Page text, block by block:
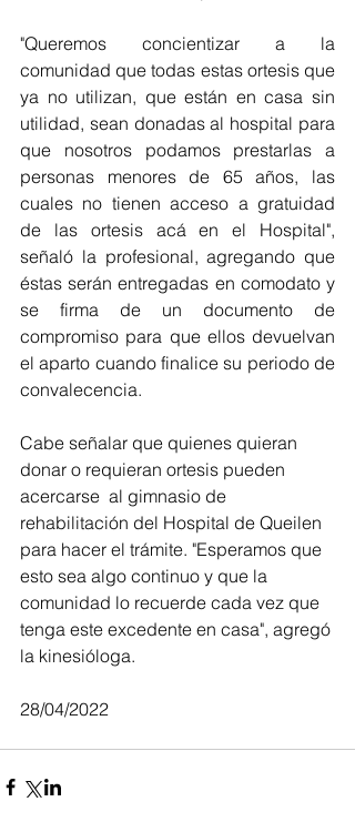
"Queremos concientizar a la
comunidad que todas estas ortesis que
ya no utilizan, que están en casa sin
utilidad, sean donadas al hospital para
que nosotros podamos prestarlas a
personas menores de 65 años, las
cuales no tienen acceso a gratuidad
de las ortesis acá en el Hospital",
señaló la profesional, agregando que
éstas serán entregadas en comodato y
se firma de un documento de
compromiso para que ellos devuelvan
el aparto cuando finalice su periodo de
convalecencia.
Cabe señalar que quienes quieran
donar o requieran ortesis pueden
acercarse  al gimnasio de
rehabilitación del Hospital de Queilen
para hacer el trámite. "Esperamos que
esto sea algo continuo y que la
comunidad lo recuerde cada vez que
tenga este excedente en casa", agregó
la kinesióloga.
28/04/2022